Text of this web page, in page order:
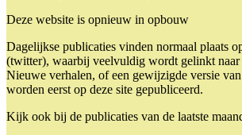
Deze website is opnieuw in opbouw
Dagelijkse publicaties vinden normaal plaats
(twitter), waarbij veelvuldig wordt gelinkt naar
Nieuwe verhalen, of een gewijzigde versie van
worden eerst op deze site gepubliceerd.
Kijk ook bij de publicaties van de laatste